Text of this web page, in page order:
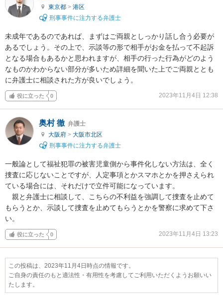
東京都 > 港区
刑事事件に注力する弁護士
未成年であるのであれば、まずはご両親としっかり話し合う必要が
あるでしょう。その上で、示談等の形で相手がお金を払って不起訴
となる場合もあるかと思われますが、相手の行った行為がどのよう
なものかわからない部分が多いため詳細を聞いた上でご両親ととも
に弁護士に相談された方が良いでしょう。
役に立った 0 2023年11月4日 12:38
奥村 徹 弁護士
大阪府 > 大阪市北区
刑事事件に注力する弁護士
一般論として福祉犯罪の被害児童側から事件化しない方法は、全く
捜査に応じないことですが、人定事項とかスマホとかを押さえられ
ている場合には、それだけで立件可能になっています。
親と弁護士に相談して、こちらの不利益を強調して捜査を止めて
もらうとか、示談して捜査を止めてもらうとかを警察に求めて下さ
い。
役に立った 0 2023年11月4日 13:23
この投稿は、2023年11月4日時点の情報です。
ご自身の責任のもと適法性・有用性を考慮してご利用いただくようお願いい
たします。